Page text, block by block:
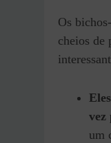
Os
cheios de
vez
um